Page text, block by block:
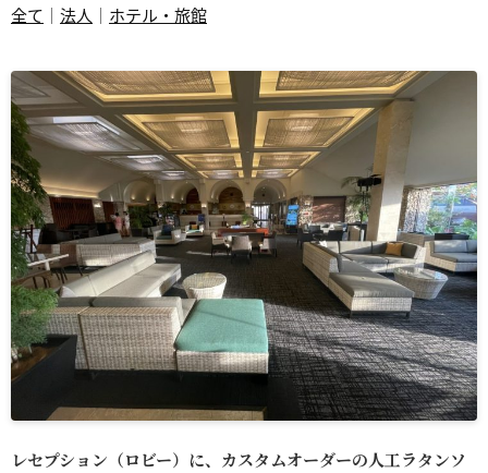
全て ｜ 法人 ｜ ホテル・旅館
レセプション（ロビー）に、カスタムオーダーの人工ラタンソ